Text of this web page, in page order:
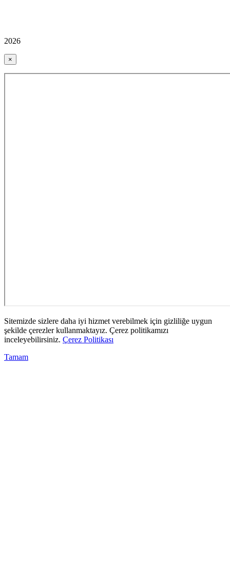
2026
×
Sitemizde sizlere daha iyi hizmet verebilmek için gizliliğe uygun
şekilde çerezler kullanmaktayız. Çerez politikamızı
inceleyebilirsiniz. Çerez Politikası
Tamam